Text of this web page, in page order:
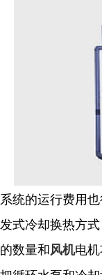
系统的运行费用
发式冷却换热方
的数量和风机电